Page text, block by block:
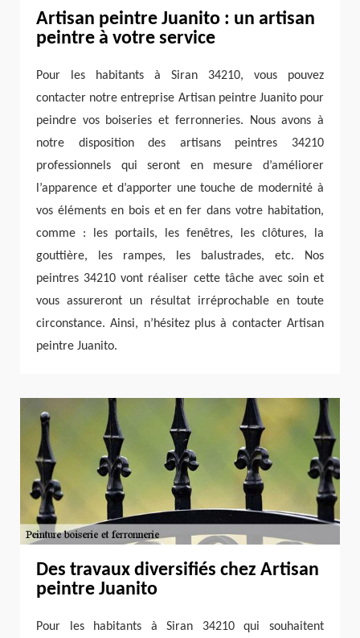
Artisan peintre Juanito : un artisan
peintre à votre service
Pour les habitants à Siran 34210, vous pouvez
contacter notre entreprise Artisan peintre Juanito pour
peindre vos boiseries et ferronneries. Nous avons à
notre disposition des artisans peintres 34210
professionnels qui seront en mesure d’améliorer
l’apparence et d’apporter une touche de modernité à
vos éléments en bois et en fer dans votre habitation,
comme : les portails, les fenêtres, les clôtures, la
gouttière, les rampes, les balustrades, etc. Nos
peintres 34210 vont réaliser cette tâche avec soin et
vous assureront un résultat irréprochable en toute
circonstance. Ainsi, n’hésitez plus à contacter Artisan
peintre Juanito.
Des travaux diversifiés chez Artisan
peintre Juanito
Pour les habitants à Siran 34210 qui souhaitent